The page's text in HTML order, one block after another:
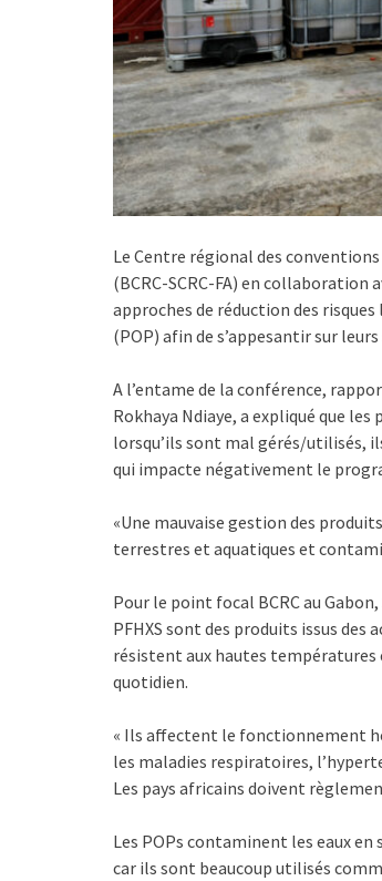
Le Centre régional des
(BCRC-SCRC-FA) en
approches de réduction des
(POP) afin de s’appesantir sur
A l’entame de la conférence,
Rokhaya Ndiaye, a expliqué que
lorsqu’ils sont mal gérés/utilisés,
qui impacte négativement le
«Une mauvaise gestion des
terrestres et aquatiques et
Pour le point focal BCRC au
PFHXS sont des produits issus
résistent aux hautes
quotidien.
« Ils affectent le fonctionnement
les maladies respiratoires,
Les pays africains doivent
Les POPs contaminent les eaux
car ils sont beaucoup utilisés